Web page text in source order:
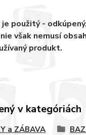
použitý -
však nemusí
produkt.
v kategóriách
a ZÁBAVA